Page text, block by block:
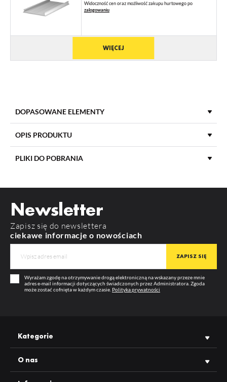
Widoczność cen oraz możliwość zakupu hurtowego po
zalogowaniu
WIĘCEJ
DOPASOWANE ELEMENTY
LOWI C10
OPIS PRODUKTU
DŁUGOŚĆ
GWARANCJA
PRODUCENT TOPMET
PLIKI DO POBRANIA
Newsletter
Zapisz się do newslettera
ciekawe informacje o nowościach
Wyrażam zgodę na otrzymywanie drogą elektroniczną na wskazany przeze mnie
adres e-mail informacji dotyczących świadczonych przez Administratora. Zgoda
może zostać cofnięta w każdym czasie. Polityka prywatności
Kategorie
O nas